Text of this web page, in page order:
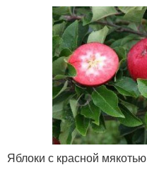
Яблоки с красной мякотью